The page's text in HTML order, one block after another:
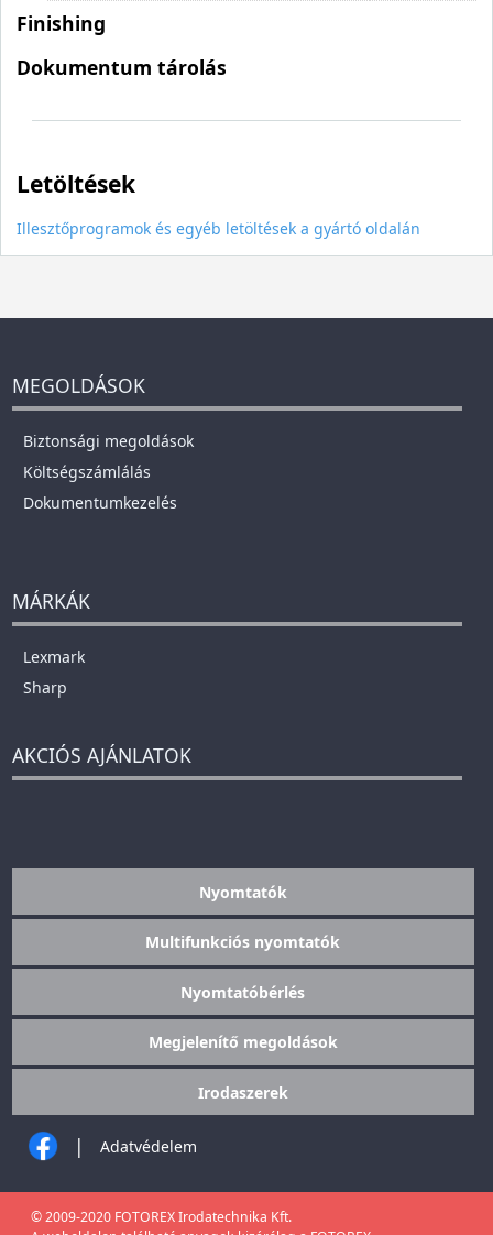
Finishing
Dokumentum tárolás
Letöltések
Illesztőprogramok és egyéb letöltések a gyártó oldalán
MEGOLDÁSOK
Biztonsági megoldások
Költségszámlálás
Dokumentumkezelés
MÁRKÁK
Lexmark
Sharp
AKCIÓS AJÁNLATOK
Nyomtatók
Multifunkciós nyomtatók
Nyomtatóbérlés
Megjelenítő megoldások
Irodaszerek
| Adatvédelem
© 2009-2020 FOTOREX Irodatechnika Kft.